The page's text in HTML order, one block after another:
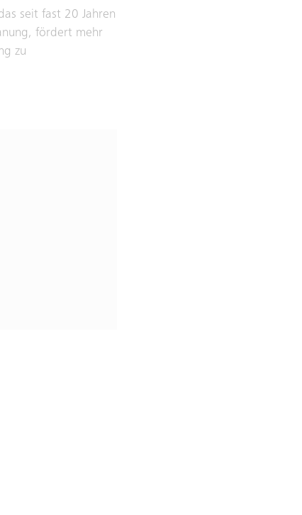
seit fast 20 Jahren
fördert mehr
zu